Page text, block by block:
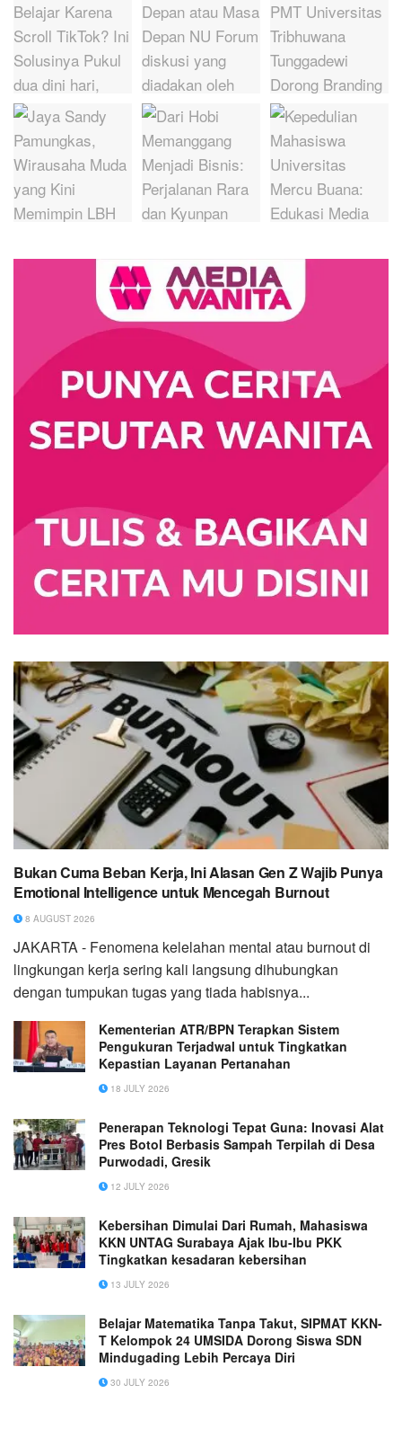
Bukan Cuma Beban Kerja, Ini Alasan Gen Z Wajib Punya
Emotional Intelligence untuk Mencegah Burnout
8 AUGUST 2026
JAKARTA - Fenomena kelelahan mental atau burnout di
lingkungan kerja sering kali langsung dihubungkan
dengan tumpukan tugas yang tiada habisnya...
Kementerian ATR/BPN Terapkan Sistem
Pengukuran Terjadwal untuk Tingkatkan
Kepastian Layanan Pertanahan
18 JULY 2026
Penerapan Teknologi Tepat Guna: Inovasi Alat
Pres Botol Berbasis Sampah Terpilah di Desa
Purwodadi, Gresik
12 JULY 2026
Kebersihan Dimulai Dari Rumah, Mahasiswa
KKN UNTAG Surabaya Ajak Ibu-Ibu PKK
Tingkatkan kesadaran kebersihan
13 JULY 2026
Belajar Matematika Tanpa Takut, SIPMAT KKN-
T Kelompok 24 UMSIDA Dorong Siswa SDN
Mindugading Lebih Percaya Diri
30 JULY 2026